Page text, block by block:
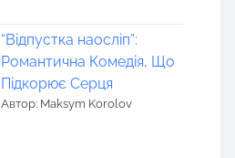
“Відпустка наосліп”:
Романтична Комедія, Що
Підкорює Серця
Автор: Maksym Korolov